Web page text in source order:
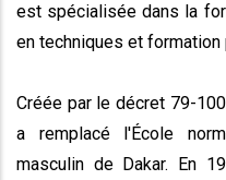
est spécialisée dans la
en techniques et
Créée par le décret 79-
a remplacé l'École
masculin de Dakar. En